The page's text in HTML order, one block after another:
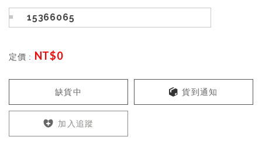
15366065
定價 : NT$0
缺貨中 貨到通知
加入追蹤